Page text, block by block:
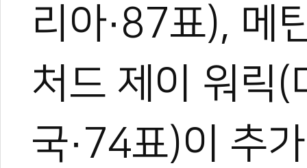
리아·87표), 메
처드 제이 워릭(
국·74표)이 추
과 콘텐츠 제작 및 홍보 마
이온 대표이사를 맡고 있
야)와 대학 겸임교수로도
화 발전에 힘쓰고 있다.